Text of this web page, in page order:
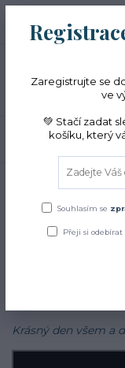
(Po-Pá, 10-16 hod.)
Blog
Zajímá Vás jak to u
Krásný den všem a
Zaregistrujte se
ve
💚 Stačí zadat
košíku, který
Souhlasím se
Přeji si